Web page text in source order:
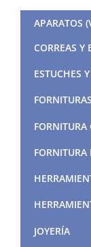
APARATOS
CORREAS Y
ESTUCHES
FORNITURA
FORNITURA
JOYERÍA